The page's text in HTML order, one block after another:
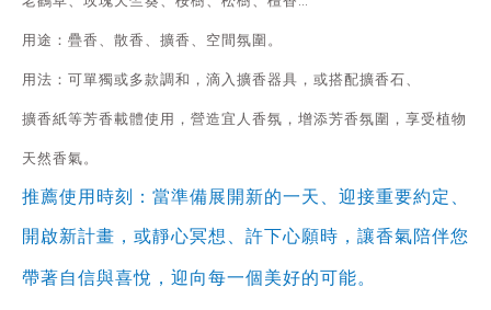
用途： 疊香、散香、擴香、空間氛圍。
用法： 可單獨或多款調和，滴入擴香器具， 或搭配擴香石、
擴香紙等芳香載體使用，營造宜人香氛，增添芳香氛圍，享受植物
天然香氣。
推薦使用時刻： 當準備展開新的一天、迎接重要約定、
開啟新計畫，或靜心冥想、許下心願時，讓香氣陪伴您
帶著自信與喜悅，迎向每一個美好的可能。